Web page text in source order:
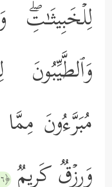
لِلۡخَبِیثَـٰتِۖ
وَٱلطَّیِّبُونَ
مُبَرَّءُونَ
وَرِزۡقࣱ كَرِیمࣱ ﴿٢٦﴾